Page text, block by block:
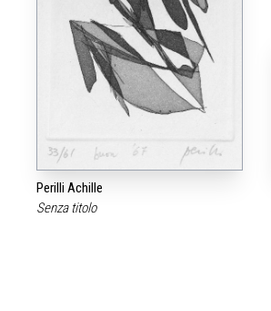
Perilli Achille
Senza titolo